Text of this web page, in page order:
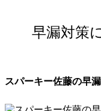
早漏対策
スパーキー佐藤の早